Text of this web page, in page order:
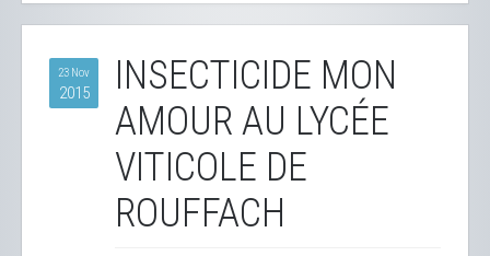
23 Nov
2015
INSECTICIDE MON
AMOUR AU LYCÉE
VITICOLE DE
ROUFFACH